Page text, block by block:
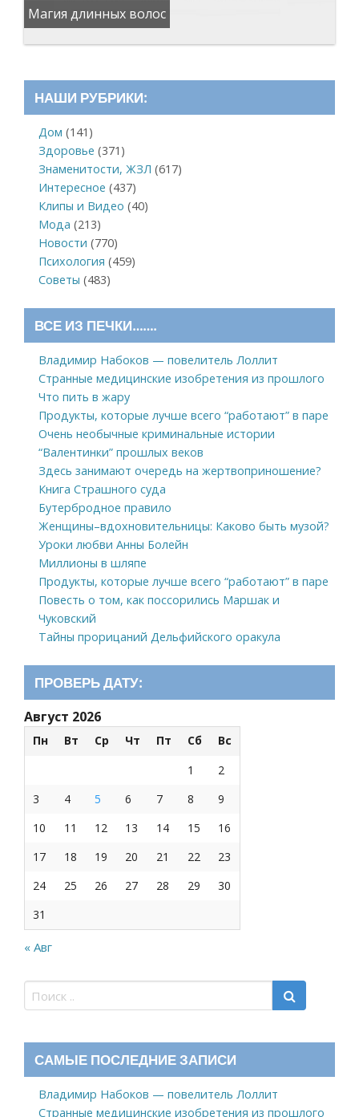
Магия длинных волос
НАШИ РУБРИКИ:
Дом (141)
Здоровье (371)
Знаменитости, ЖЗЛ (617)
Интересное (437)
Клипы и Видео (40)
Мода (213)
Новости (770)
Психология (459)
Советы (483)
ВСЕ ИЗ ПЕЧКИ…….
Владимир Набоков — повелитель Лоллит
Странные медицинские изобретения из прошлого
Что пить в жару
Продукты, которые лучше всего “работают” в паре
Очень необычные криминальные истории
“Валентинки” прошлых веков
Здесь занимают очередь на жертвоприношение?
Книга Страшного суда
Бутербродное правило
Женщины–вдохновительницы: Каково быть музой?
Уроки любви Анны Болейн
Миллионы в шляпе
Продукты, которые лучше всего “работают” в паре
Повесть о том, как поссорились Маршак и
Чуковский
Тайны прорицаний Дельфийского оракула
ПРОВЕРЬ ДАТУ:
Август 2026
Пн Вт Ср Чт Пт Сб
Вс
1
2
3
4 5 6 7 8
9
10
11 12 13 14 15
16
17
18 19 20 21 22
23
24
25 26 27 28 29
30
31
« Авг
САМЫЕ ПОСЛЕДНИЕ ЗАПИСИ
Владимир Набоков — повелитель Лоллит
Странные медицинские изобретения из прошлого